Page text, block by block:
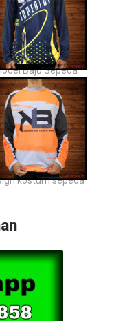
Baju Sepeda
kostum sepeda